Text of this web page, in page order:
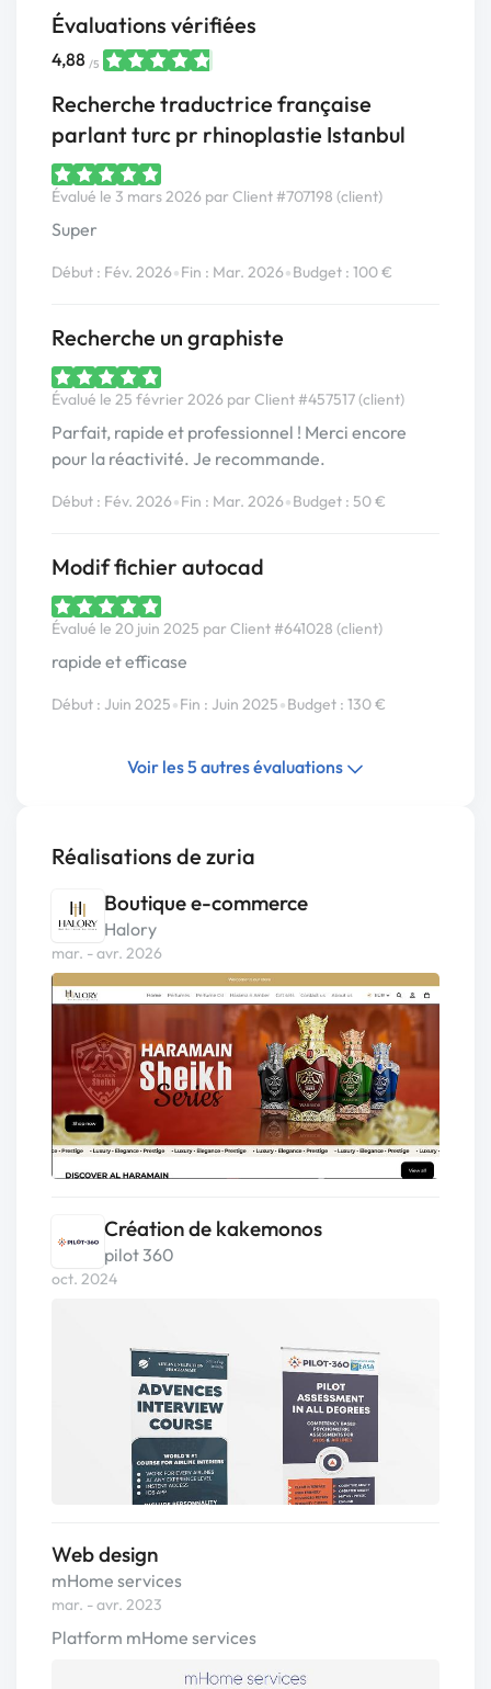
Évaluations vérifiées
4,88 /5
Recherche traductrice française
parlant turc pr rhinoplastie Istanbul
Évalué le 3 mars 2026 par Client #707198 (client)
Super
Début : Fév. 2026•Fin : Mar. 2026•Budget : 100 €
Recherche un graphiste
Évalué le 25 février 2026 par Client #457517 (client)
Parfait, rapide et professionnel ! Merci encore
pour la réactivité. Je recommande.
Début : Fév. 2026•Fin : Mar. 2026•Budget : 50 €
Modif fichier autocad
Évalué le 20 juin 2025 par Client #641028 (client)
rapide et efficase
Début : Juin 2025•Fin : Juin 2025•Budget : 130 €
Voir les 5 autres évaluations
Réalisations de zuria
Boutique e-commerce
Halory
mar. - avr. 2026
Création de kakemonos
pilot 360
oct. 2024
Web design
mHome services
mar. - avr. 2023
Platform mHome services